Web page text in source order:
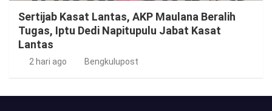
Sertijab Kasat Lantas, AKP Maulana Beralih
Tugas, Iptu Dedi Napitupulu Jabat Kasat
Lantas
2 hari ago Bengkulupost